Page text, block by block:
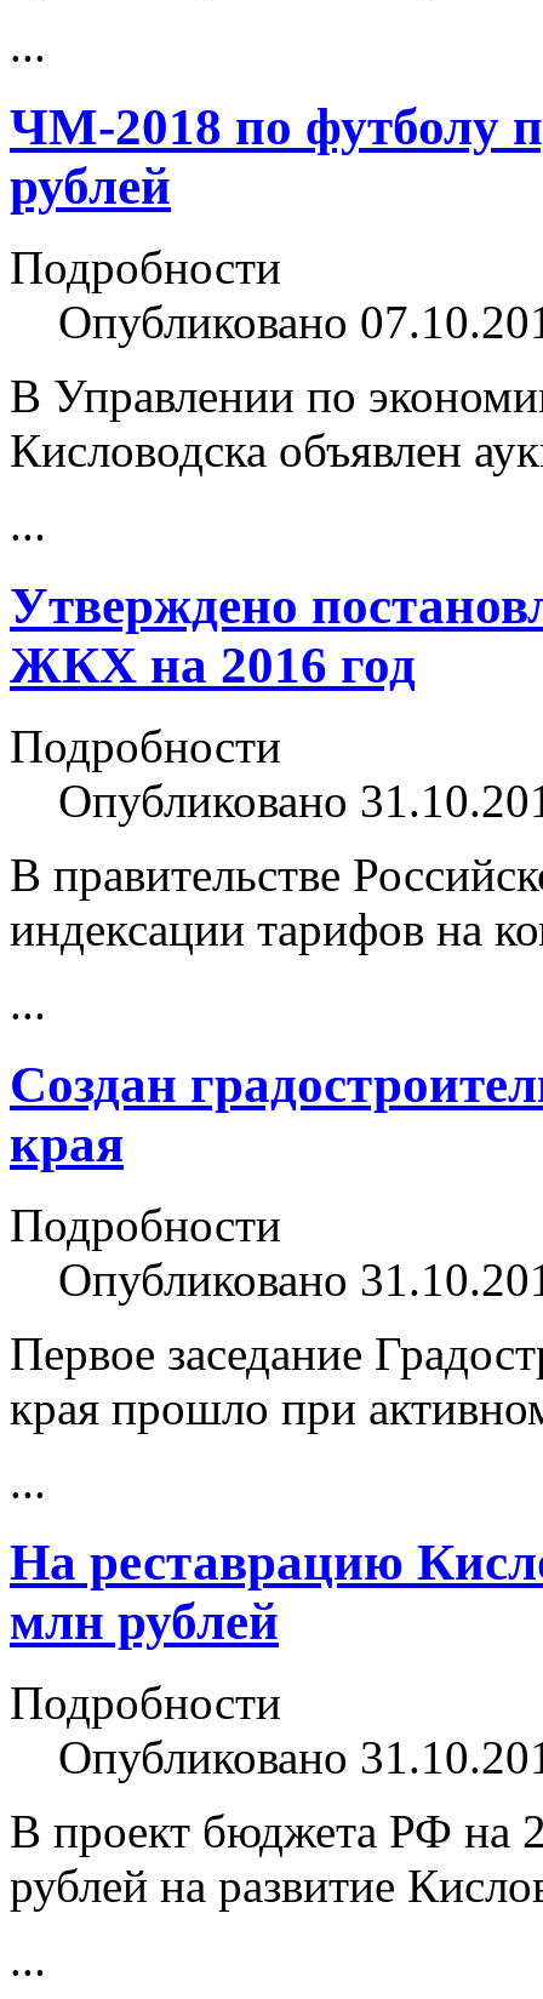
...
ЧМ-2018 по футболу
рублей
Подробности
Опубликовано
В Управлении по
Кисловодска объявлен
...
Утверждено
ЖКХ на 2016 год
Подробности
Опубликовано
В правительстве
индексации тарифов на
...
Создан
края
Подробности
Опубликовано
Первое заседание
края прошло при
...
На реставрацию
млн рублей
Подробности
Опубликовано
В проект бюджета РФ на
рублей на развитие
...